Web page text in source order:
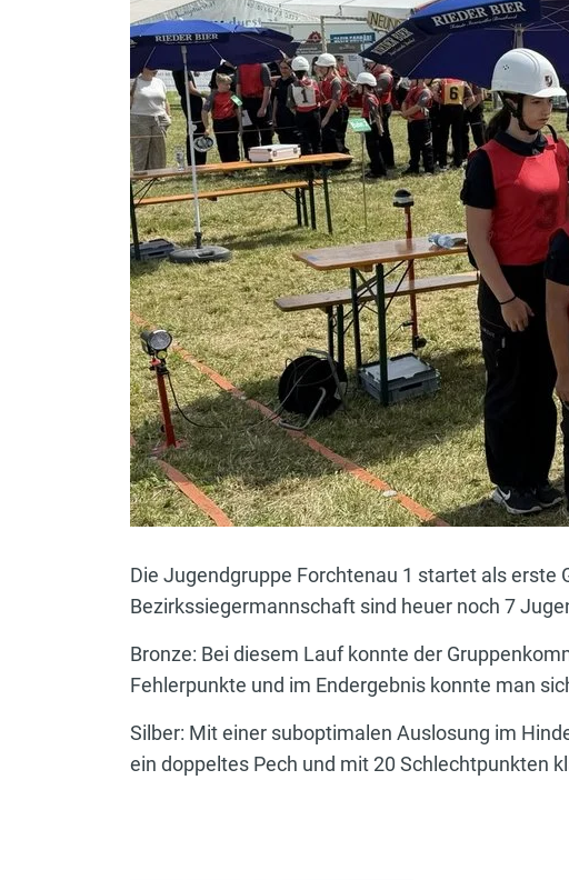
Die Jugendgruppe Forchtenau 1 startet als erste
Bezirkssiegermannschaft sind heuer noch 7
Bronze: Bei diesem Lauf konnte der
Fehlerpunkte und im Endergebnis konnte man
Silber: Mit einer suboptimalen Auslosung im
ein doppeltes Pech und mit 20 Schlechtpunkten